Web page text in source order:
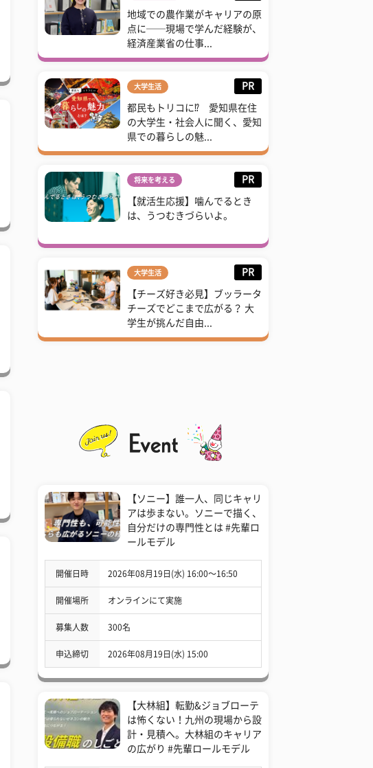
地域での農作業がキャリアの原
点に──現場で学んだ経験が、
経済産業省の仕事...
大学生活 PR
都民もトリコに⁉ 愛知県在住
の大学生・社会人に聞く、愛知
県での暮らしの魅...
将来を考える PR
【就活生応援】噛んでるとき
は、うつむきづらいよ。
大学生活 PR
【チーズ好き必見】ブッラータ
チーズでどこまで広がる？ 大
学生が挑んだ自由...
【ソニー】誰一人、同じキャリ
アは歩まない。ソニーで描く、
自分だけの専門性とは #先輩ロ
ールモデル
開催日時 2026年08月19日(水) 16:00〜16:50
開催場所 オンラインにて実施
募集人数 300名
申込締切 2026年08月19日(水) 15:00
【大林組】転勤&ジョブローテ
は怖くない！九州の現場から設
計・見積へ。大林組のキャリア
の広がり #先輩ロールモデル